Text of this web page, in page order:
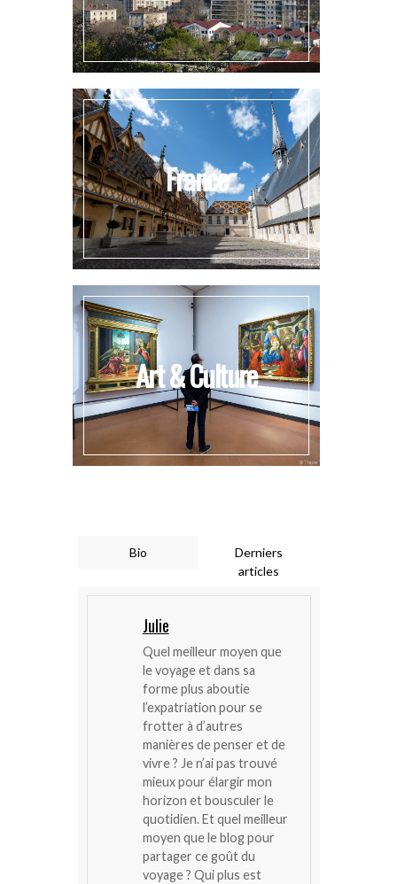
France
Art & Culture
Bio
Derniers
articles
Julie
Quel meilleur moyen que
le voyage et dans sa
forme plus aboutie
l’expatriation pour se
frotter à d’autres
manières de penser et de
vivre ? Je n’ai pas trouvé
mieux pour élargir mon
horizon et bousculer le
quotidien. Et quel meilleur
moyen que le blog pour
partager ce goût du
voyage ? Qui plus est